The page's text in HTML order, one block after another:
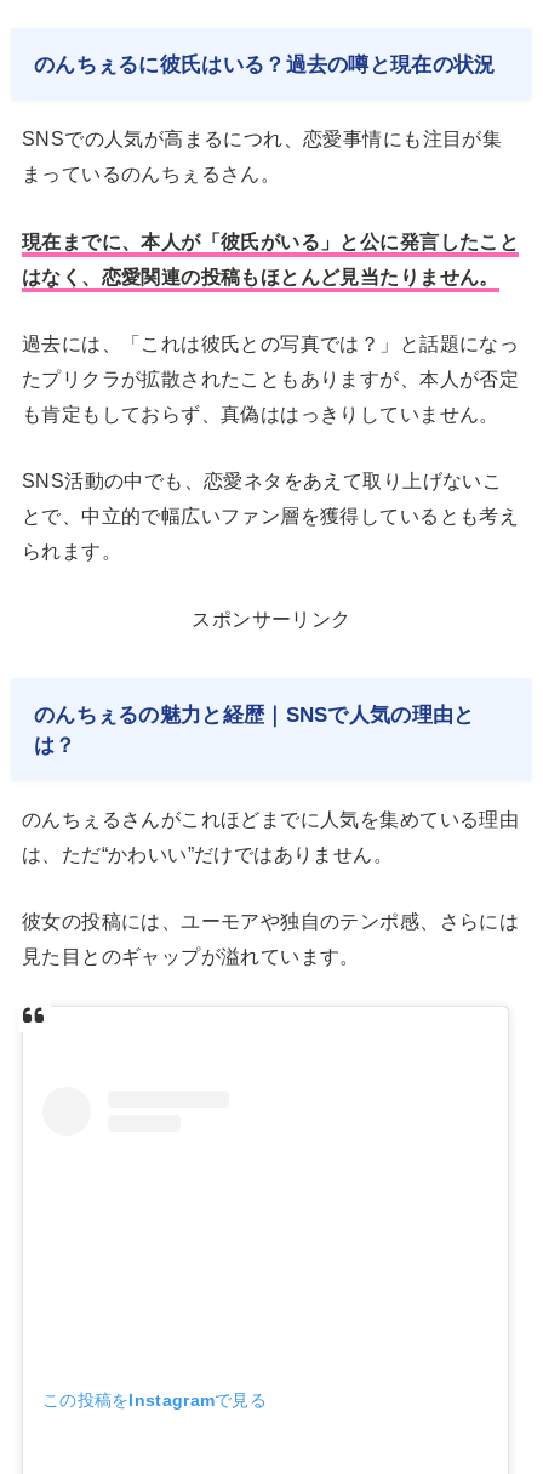
のんちぇるに彼氏はいる？過去の噂と現在の状況
SNSでの人気が高まるにつれ、恋愛事情にも注目が集
まっているのんちぇるさん。
現在までに、本人が「彼氏がいる」と公に発言したこと
はなく、恋愛関連の投稿もほとんど見当たりません。
過去には、「これは彼氏との写真では？」と話題になっ
たプリクラが拡散されたこともありますが、本人が否定
も肯定もしておらず、真偽ははっきりしていません。
SNS活動の中でも、恋愛ネタをあえて取り上げないこ
とで、中立的で幅広いファン層を獲得しているとも考え
られます。
スポンサーリンク
のんちぇるの魅力と経歴｜SNSで人気の理由と
は？
のんちぇるさんがこれほどまでに人気を集めている理由
は、ただ“かわいい”だけではありません。
彼女の投稿には、ユーモアや独自のテンポ感、さらには
見た目とのギャップが溢れています。
この投稿をInstagramで見る